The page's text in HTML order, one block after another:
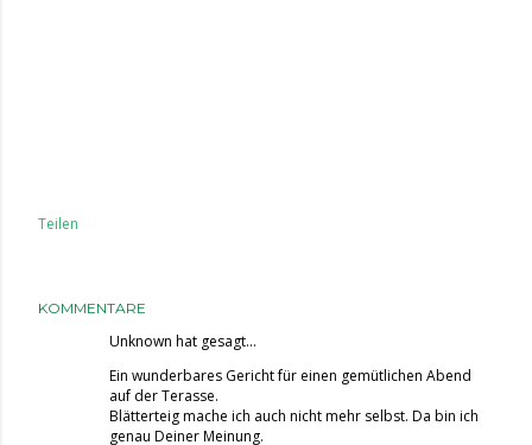
Teilen
KOMMENTARE
Unknown hat gesagt…
Ein wunderbares Gericht für einen gemütlichen Abend
auf der Terasse.
Blätterteig mache ich auch nicht mehr selbst. Da bin ich
genau Deiner Meinung.